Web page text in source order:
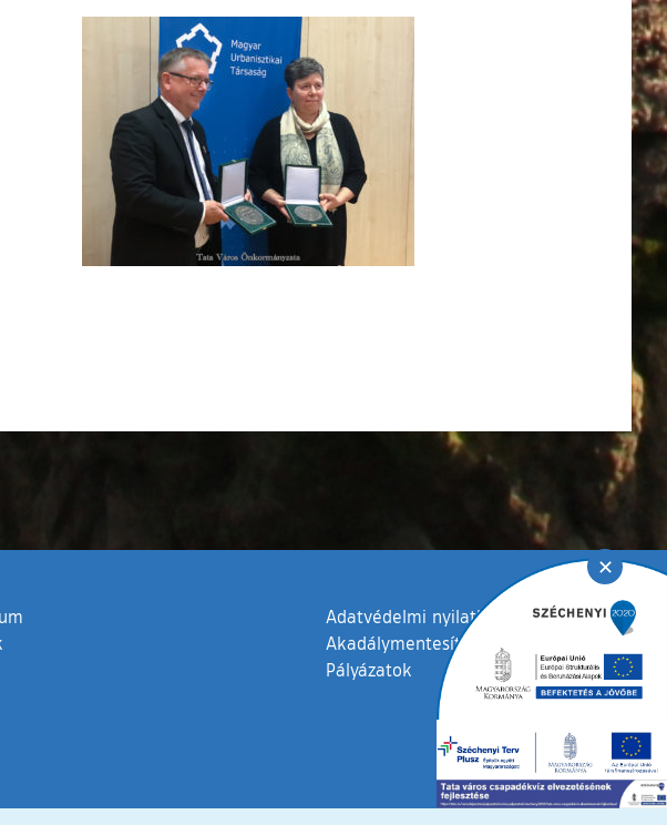
Adatvédelmi nyilatkozat
Akadálymentesítési nyilatkozat
Pályázatok
✕